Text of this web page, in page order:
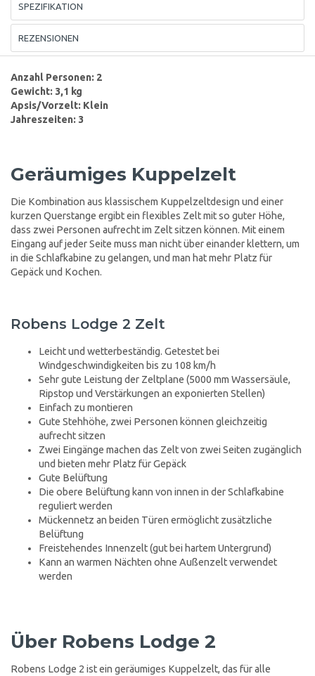
SPEZIFIKATION
REZENSIONEN
Anzahl Personen: 2
Gewicht: 3,1 kg
Apsis/Vorzelt: Klein
Jahreszeiten: 3
Geräumiges Kuppelzelt
Die Kombination aus klassischem Kuppelzeltdesign und einer
kurzen Querstange ergibt ein flexibles Zelt mit so guter Höhe,
dass zwei Personen aufrecht im Zelt sitzen können. Mit einem
Eingang auf jeder Seite muss man nicht über einander klettern, um
in die Schlafkabine zu gelangen, und man hat mehr Platz für
Gepäck und Kochen.
Robens Lodge 2 Zelt
Leicht und wetterbeständig. Getestet bei
Windgeschwindigkeiten bis zu 108 km/h
Sehr gute Leistung der Zeltplane (5000 mm Wassersäule,
Ripstop und Verstärkungen an exponierten Stellen)
Einfach zu montieren
Gute Stehhöhe, zwei Personen können gleichzeitig
aufrecht sitzen
Zwei Eingänge machen das Zelt von zwei Seiten zugänglich
und bieten mehr Platz für Gepäck
Gute Belüftung
Die obere Belüftung kann von innen in der Schlafkabine
reguliert werden
Mückennetz an beiden Türen ermöglicht zusätzliche
Belüftung
Freistehendes Innenzelt (gut bei hartem Untergrund)
Kann an warmen Nächten ohne Außenzelt verwendet
werden
Über Robens Lodge 2
Robens Lodge 2 ist ein geräumiges Kuppelzelt, das für alle